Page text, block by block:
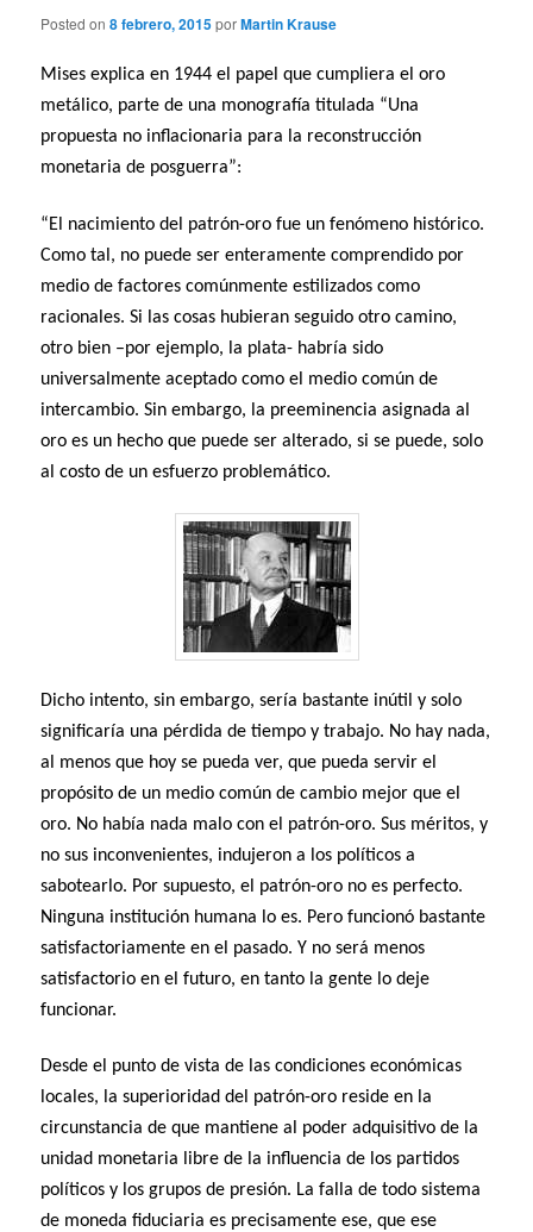
Posted on8 febrero, 2015porMartin Krause
Mises explica en 1944 el papel que cumpliera el oro
metálico, parte de una monografía titulada “Una
propuesta no inflacionaria para la reconstrucción
monetaria de posguerra”:
“El nacimiento del patrón-oro fue un fenómeno histórico.
Como tal, no puede ser enteramente comprendido por
medio de factores comúnmente estilizados como
racionales. Si las cosas hubieran seguido otro camino,
otro bien –por ejemplo, la plata- habría sido
universalmente aceptado como el medio común de
intercambio. Sin embargo, la preeminencia asignada al
oro es un hecho que puede ser alterado, si se puede, solo
al costo de un esfuerzo problemático.
Dicho intento, sin embargo, sería bastante inútil y solo
significaría una pérdida de tiempo y trabajo. No hay nada,
al menos que hoy se pueda ver, que pueda servir el
propósito de un medio común de cambio mejor que el
oro. No había nada malo con el patrón-oro. Sus méritos, y
no sus inconvenientes, indujeron a los políticos a
sabotearlo. Por supuesto, el patrón-oro no es perfecto.
Ninguna institución humana lo es. Pero funcionó bastante
satisfactoriamente en el pasado. Y no será menos
satisfactorio en el futuro, en tanto la gente lo deje
funcionar.
Desde el punto de vista de las condiciones económicas
locales, la superioridad del patrón-oro reside en la
circunstancia de que mantiene al poder adquisitivo de la
unidad monetaria libre de la influencia de los partidos
políticos y los grupos de presión. La falla de todo sistema
de moneda fiduciaria es precisamente ese, que ese